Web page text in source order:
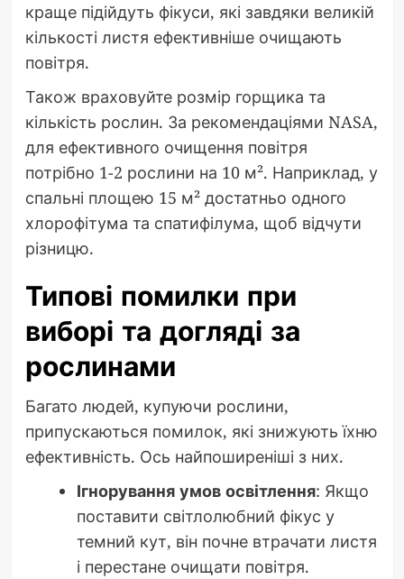
краще підійдуть фікуси, які завдяки великій
кількості листя ефективніше очищають
повітря.
Також враховуйте розмір горщика та
кількість рослин. За рекомендаціями NASA,
для ефективного очищення повітря
потрібно 1-2 рослини на 10 м². Наприклад, у
спальні площею 15 м² достатньо одного
хлорофітума та спатифілума, щоб відчути
різницю.
Типові помилки при
виборі та догляді за
рослинами
Багато людей, купуючи рослини,
припускаються помилок, які знижують їхню
ефективність. Ось найпоширеніші з них.
Ігнорування умов освітлення: Якщо
поставити світлолюбний фікус у
темний кут, він почне втрачати листя
і перестане очищати повітря.